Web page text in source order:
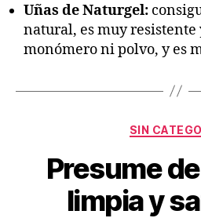
Uñas de Naturgel:
natural, es muy
monómero ni polvo, y es
SIN
Presume
limpia y